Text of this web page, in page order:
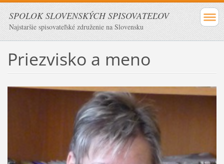
SPOLOK SLOVENSKÝCH SPISOVATEĽOV
Najstaršie spisovateľské združenie na Slovensku
Priezvisko a meno